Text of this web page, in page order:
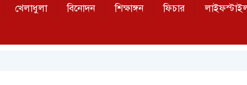
খেলাধুলা বিনোদন শিক্ষাঙ্গন ফিচার